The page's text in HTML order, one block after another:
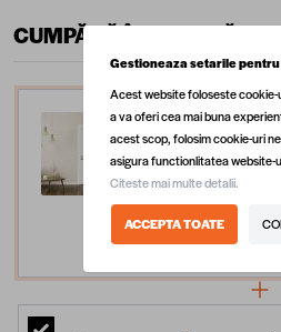
CUMPĂRĂ ÎMPREUNĂ
Usa interior
1036,
si accesorii
cm
999,99 lei
Gestioneaza setarile
Acest website foloseste
a va oferi cea mai buna
acest scop, folosim cookie-uri
asigura functionlitatea website-
Citeste mai multe detalii.
ACCEPTA TOATE